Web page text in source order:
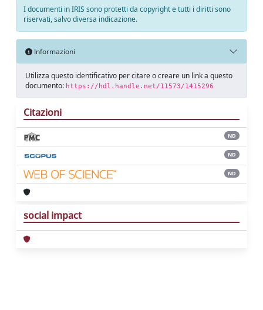
I documenti in IRIS sono protetti da copyright e tutti i diritti sono
riservati, salvo diversa indicazione.
Informazioni
Utilizza questo identificativo per citare o creare un link a questo
documento: https://hdl.handle.net/11573/1415296
Citazioni
ND
ND
ND
social impact